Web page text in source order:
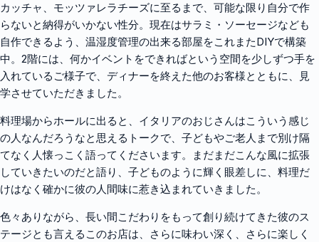
カッチャ、モッツァレラチーズに至るまで、可能な限り自分で作
らないと納得がいかない性分。現在はサラミ・ソーセージなども
自作できるよう、温湿度管理の出来る部屋をこれまたDIYで構築
中。2階には、何かイベントをできればという空間を少しずつ手を
入れているご様子で、ディナーを終えた他のお客様とともに、見
学させていただきました。
料理場からホールに出ると、イタリアのおじさんはこういう感じ
の人なんだろうなと思えるトークで、子どもやご老人まで別け隔
てなく人懐っこく語ってくださいます。まだまだこんな風に拡張
していきたいのだと語り、子どものように輝く眼差しに、料理だ
けはなく確かに彼の人間味に惹き込まれていきました。
色々ありながら、長い間こだわりをもって創り続けてきた彼のス
テージとも言えるこのお店は、さらに味わい深く、さらに楽しく